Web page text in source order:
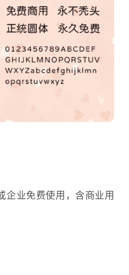
企业免费使用，含商业用